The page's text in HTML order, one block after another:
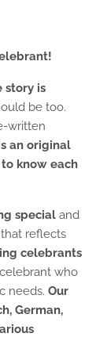
story is
be too.
written
an original
know each
special and
reflects
celebrants
who
needs. Our
German,